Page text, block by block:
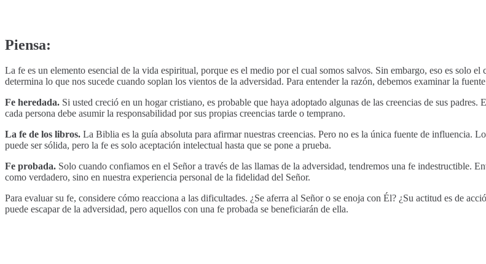
Piensa:
La fe es un elemento esencial de la vida espiritual, porque es el medio por el cual somos salvos. Sin embargo, eso es
determina lo que nos sucede cuando soplan los vientos de la adversidad. Para entender la razón, debemos examinar la
Fe heredada. Si usted creció en un hogar cristiano, es probable que haya adoptado algunas de las creencias de sus
cada persona debe asumir la responsabilidad por sus propias creencias tarde o temprano.
La fe de los libros. La Biblia es la guía absoluta para afirmar nuestras creencias. Pero no es la única fuente de influencia.
puede ser sólida, pero la fe es solo aceptación intelectual hasta que se pone a prueba.
Fe probada. Solo cuando confiamos en el Señor a través de las llamas de la adversidad, tendremos una fe indestructible.
como verdadero, sino en nuestra experiencia personal de la fidelidad del Señor.
Para evaluar su fe, considere cómo reacciona a las dificultades. ¿Se aferra al Señor o se enoja con Él? ¿Su actitud es de
puede escapar de la adversidad, pero aquellos con una fe probada se beneficiarán de ella.